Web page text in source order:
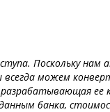
Поскольку
можем
ее
банка,